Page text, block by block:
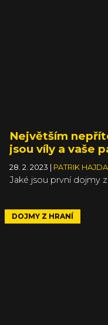
Největším
jsou víly a vaše
28. 2. 2023 PATRIK HAJDA
Jaké jsou první dojmy
DOJMY Z HRANÍ